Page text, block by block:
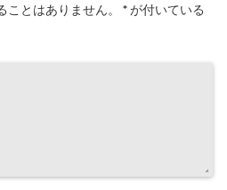
ことはありません。 *が付いている